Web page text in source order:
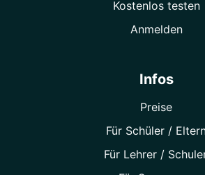
Kostenlos testen
Anmelden
Infos
Preise
Für Schüler /
Für Lehrer /